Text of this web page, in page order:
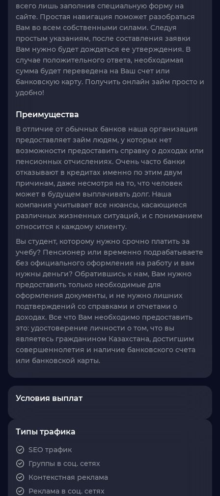
всего лишь заполнив специальную форму на
сайте. Простая навигация поможет разобраться
Вам во всем собственными силами. Следуя
простым указаниям, после составления заявки
Вам нужно будет дождаться ее утверждения. В
случае положительного ответа, необходимая
сумма будет переведена на Ваш счет или
банковскую карту. Получить онлайн займ просто и
удобно!
Преимущества
В отличие от обычных банков наша организация
предоставляет займ людям, у которых нет
возможности предоставить справку о доходах или
пенсионных отчислениях. Очень часто банки
отказывают в кредитах именно по этим двум
причинам, даже несмотря на то, что человек
может в будущем выплачивать долг. Наша
компания учитывает все нюансы, касающиеся
различных жизненных ситуаций, и с пониманием
относится к каждому клиенту.
Вы студент, которому нужно срочно платить за
учебу? Пенсионер или временно подрабатываете
без официального оформления на работу и вам
нужны деньги? Обратившись к нам, Вам нужно
предоставить только необходимые для
оформления документы, и не нужно лишних
подтверждений со справками и отчетами о
доходах. Все что Вам необходимо предоставить
это: удостоверение личности о том, что вы
являетесь гражданином Казахстана, достигшим
совершеннолетия и наличие банковского счета
или банковской карты.
Условия выплат
Типы трафика
SEO трафик
Группы в соц. сетях
Контекстная реклама
Реклама в соц. сетях